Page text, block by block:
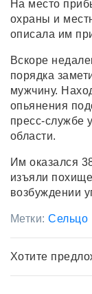
На место
охраны и
описала им
Вскоре
порядка
мужчину.
опьянения
пресс-службе
области.
Им оказался
изъяли
возбуждении
Метки:Сельцо
Хотите